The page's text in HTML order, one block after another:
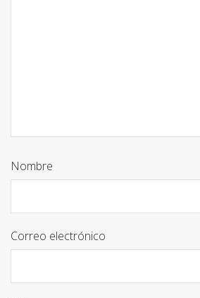
Nombre
Correo electrónico